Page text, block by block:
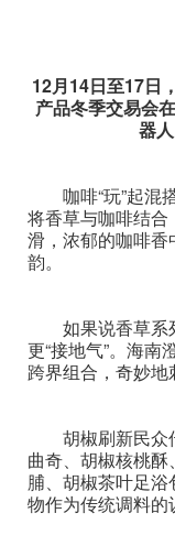
12月14日至17日
产品冬季交易会
器
咖啡“玩”起混
将香草与咖啡结
滑，浓郁的咖啡
韵。
如果说香草系
更“接地气”。海
跨界组合，奇妙地
胡椒刷新民众
曲奇、胡椒核桃
脯、胡椒茶叶足
物作为传统调料的